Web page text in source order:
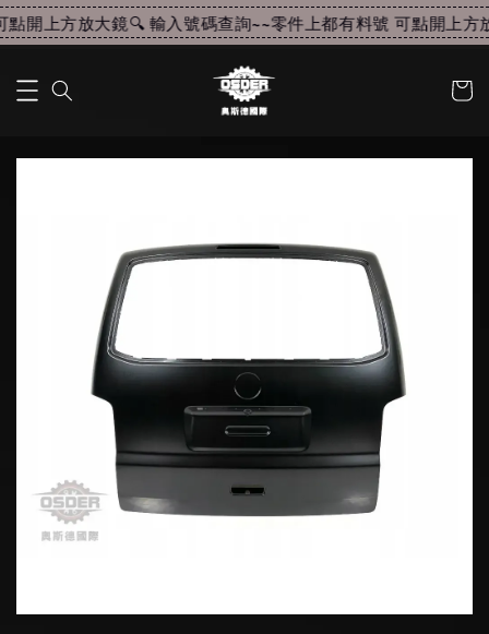
開上方放大鏡🔍 輸入號碼查詢~~零件上都有料號 可點開上方